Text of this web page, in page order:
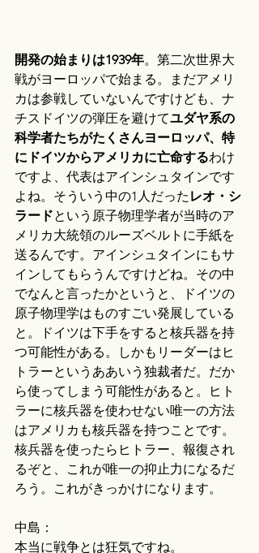
開発の始まりは1939年。第二次世界大
戦がヨーロッパで始まる。まだアメリ
カは参戦していないんですけども、ナ
チスドイツの弾圧を避けてユダヤ系の
科学者たちがたくさんヨーロッパ、特
にドイツからアメリカに亡命するわけ
ですよ、代表はアインシュタインです
よね。そういう中の1人だった レオ・シ
ラードという原子物理学者が当時のア
メリカ大統領のルーズベルトに手紙を
送るんです。アインシュタインにもサ
インしてもらうんですけどね。その中
でなんと言ったかというと、ドイツの
原子物理学はものすごい発展している
と。ドイツは下手をすると核兵器を持
つ可能性がある。しかもリーダーはヒ
トラーというああいう独裁者だ。だか
ら使ってしまう可能性があると。ヒト
ラーに核兵器を使わせない唯一の方法
はアメリカも核兵器を持つことです。
核兵器を使ったらヒトラー、報復され
るぞと、これが唯一の抑止力になるだ
ろう。これがきっかけになります。
中島：
本当に戦争とは狂気ですね。